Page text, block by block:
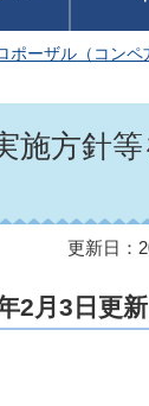
ポーザル（コンペ
施方針
更新日：
2月3日更新